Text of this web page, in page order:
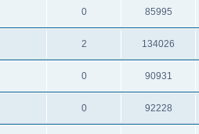
0 85995
2 134026
0 90931
0 92228